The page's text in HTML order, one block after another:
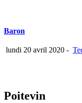
Baron
lundi 20 avril 2020 -
Poitevin